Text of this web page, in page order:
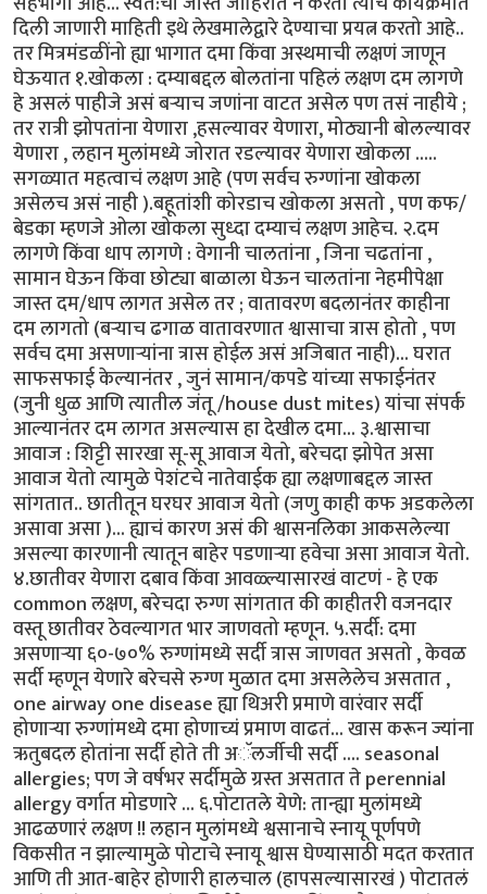
दिली जाणारी माहिती इथे लेखमालेद्वारे देण्याचा प्रयत्न करतो आहे..
तर मित्रमंडळींनो ह्या भागात दमा किंवा अस्थमाची लक्षणं जाणून
घेऊयात १.खोकला : दम्याबद्दल बोलतांना पहिलं लक्षण दम लागणे
हे असलं पाहीजे असं बऱ्याच जणांना वाटत असेल पण तसं नाहीये ;
तर रात्री झोपतांना येणारा ,हसल्यावर येणारा, मोठ्यानी बोलल्यावर
येणारा , लहान मुलांमध्ये जोरात रडल्यावर येणारा खोकला .....
सगळ्यात महत्वाचं लक्षण आहे (पण सर्वच रुग्णांना खोकला
असेलच असं नाही ).बहूतांशी कोरडाच खोकला असतो , पण कफ/
बेडका म्हणजे ओला खोकला सुध्दा दम्याचं लक्षण आहेच. २.दम
लागणे किंवा धाप लागणे : वेगानी चालतांना , जिना चढतांना ,
सामान घेऊन किंवा छोट्या बाळाला घेऊन चालतांना नेहमीपेक्षा
जास्त दम/धाप लागत असेल तर ; वातावरण बदलानंतर काहीना
दम लागतो (बऱ्याच ढगाळ वातावरणात श्वासाचा त्रास होतो , पण
सर्वच दमा असणाऱ्यांना त्रास होईल असं अजिबात नाही)... घरात
साफसफाई केल्यानंतर , जुनं सामान/कपडे यांच्या सफाईनंतर
(जुनी धुळ आणि त्यातील जंतू /house dust mites) यांचा संपर्क
आल्यानंतर दम लागत असल्यास हा देखील दमा... ३.श्वासाचा
आवाज : शिट्टी सारखा सू-सू आवाज येतो, बरेचदा झोपेत असा
आवाज येतो त्यामुळे पेशंटचे नातेवाईक ह्या लक्षणाबद्दल जास्त
सांगतात.. छातीतून घरघर आवाज येतो (जणु काही कफ अडकलेला
असावा असा )... ह्याचं कारण असं की श्वासनलिका आकसलेल्या
असल्या कारणानी त्यातून बाहेर पडणाऱ्या हवेचा असा आवाज येतो.
४.छातीवर येणारा दबाव किंवा आवळ्ल्यासारखं वाटणं - हे एक
common लक्षण, बरेचदा रुग्ण सांगतात की काहीतरी वजनदार
वस्तू छातीवर ठेवल्यागत भार जाणवतो म्हणून. ५.सर्दी: दमा
असणाऱ्या ६०-७०% रुग्णांमध्ये सर्दी त्रास जाणवत असतो , केवळ
सर्दी म्हणून येणारे बरेचसे रुग्ण मुळात दमा असलेलेच असतात ,
one airway one disease ह्या थिअरी प्रमाणे वारंवार सर्दी
होणाऱ्या रुग्णांमध्ये दमा होणाच्यं प्रमाण वाढतं... खास करून ज्यांना
ऋतुबदल होतांना सर्दी होते ती अॅलर्जीची सर्दी .... seasonal
allergies; पण जे वर्षभर सर्दीमुळे ग्रस्त असतात ते perennial
allergy वर्गात मोडणारे ... ६.पोटातले येणे: तान्ह्या मुलांमध्ये
आढळणारं लक्षण !! लहान मुलांमध्ये श्वसानाचे स्नायू पूर्णपणे
विकसीत न झाल्यामुळे पोटाचे स्नायू श्वास घेण्यासाठी मदत करतात
आणि ती आत-बाहेर होणारी हालचाल (हापसल्यासारखं ) पोटातलं